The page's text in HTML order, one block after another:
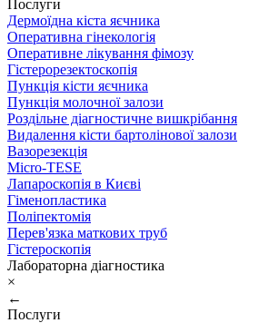
Послуги
Дермоїдна кіста яєчника
Оперативна гінекологія
Оперативне лікування фімозу
Гістерорезектоскопія
Пункція кісти яєчника
Пункція молочної залози
Роздільне діагностичне вишкрібання
Видалення кісти бартолінової залози
Вазорезекція
Micro-TESE
Лапароскопія в Києві
Гіменопластика
Поліпектомія
Перев'язка маткових труб
Гістероскопія
Лабораторна діагностика
×
←
Послуги